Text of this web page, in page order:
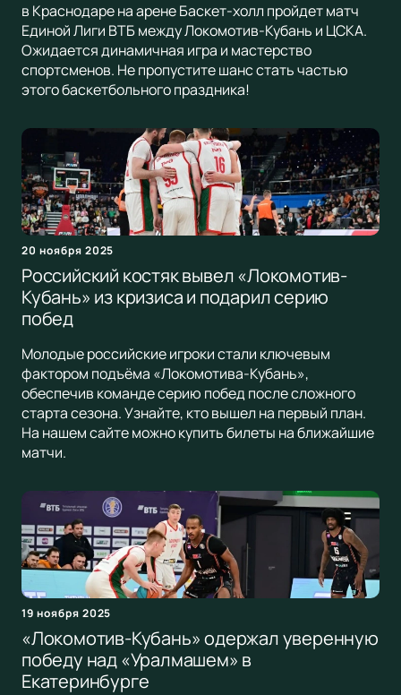
в Краснодаре на арене Баскет-холл пройдет матч
Единой Лиги ВТБ между Локомотив-Кубань и ЦСКА.
Ожидается динамичная игра и мастерство
спортсменов. Не пропустите шанс стать частью
этого баскетбольного праздника!
20 ноября 2025
Российский костяк вывел «Локомотив-
Кубань» из кризиса и подарил серию
побед
Молодые российские игроки стали ключевым
фактором подъёма «Локомотива-Кубань»,
обеспечив команде серию побед после сложного
старта сезона. Узнайте, кто вышел на первый план.
На нашем сайте можно купить билеты на ближайшие
матчи.
19 ноября 2025
«Локомотив-Кубань» одержал уверенную
победу над «Уралмашем» в
Екатеринбурге